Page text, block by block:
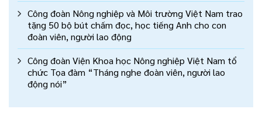
Công đoàn Nông nghiệp và Môi trường Việt Nam trao
tặng 50 bộ bút chấm đọc, học tiếng Anh cho con
đoàn viên, người lao động
Công đoàn Viện Khoa học Nông nghiệp Việt Nam tổ
chức Tọa đàm “Tháng nghe đoàn viên, người lao
động nói”